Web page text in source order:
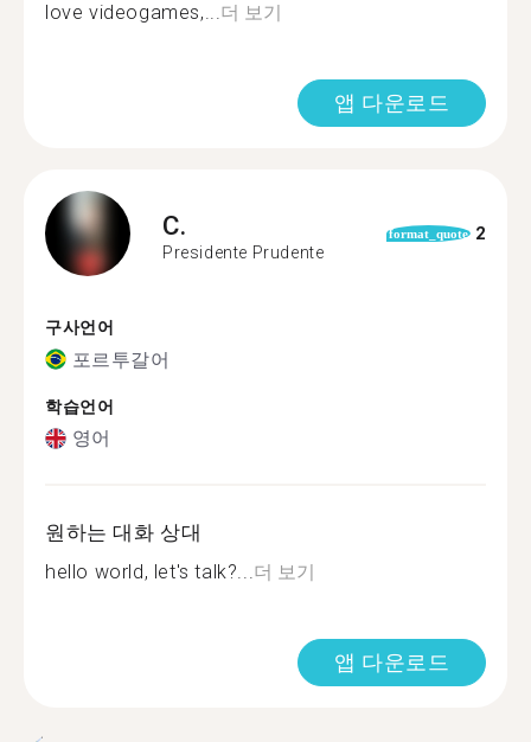
love videogames,...더 보기
앱 다운로드
C.
Presidente Prudente
format_quote 2
구사언어
포르투갈어
학습언어
영어
원하는 대화 상대
hello world, let's talk?...더 보기
앱 다운로드